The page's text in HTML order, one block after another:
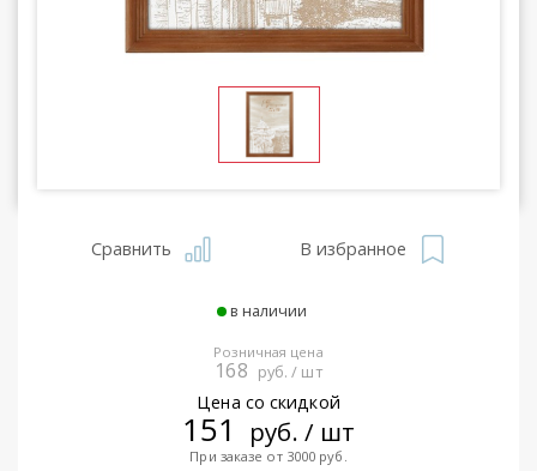
Сравнить В избранное
в наличии
Розничная цена
168 руб. / шт
Цена со скидкой
151 руб. / шт
При заказе от 3000 руб.